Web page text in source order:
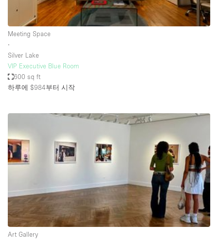
Electricity
Elevator
Fitting Rooms
Furniture
Garment Rack
Haussmann Style
Kitchen
Large Door Entrance
Lighting
Meeting Space
∙
Silver Lake
VIP Executive Blue Room
600 sq ft
하루에 $984부터 시작
Art Gallery